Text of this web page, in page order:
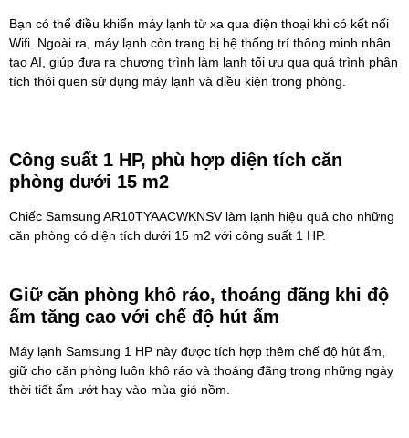
Bạn có thể điều khiển máy lạnh từ xa qua điện thoại khi có kết nối
Wifi. Ngoài ra, máy lạnh còn trang bị hệ thống trí thông minh nhân
tạo AI, giúp đưa ra chương trình làm lạnh tối ưu qua quá trình phân
tích thói quen sử dụng máy lạnh và điều kiện trong phòng.
Công suất 1 HP, phù hợp diện tích căn
phòng dưới 15 m2
Chiếc Samsung AR10TYAACWKNSV làm lạnh hiệu quả cho những
căn phòng có diện tích dưới 15 m2 với công suất 1 HP.
Giữ căn phòng khô ráo, thoáng đãng khi độ
ẩm tăng cao với chế độ hút ẩm
Máy lạnh Samsung 1 HP này được tích hợp thêm chế độ hút ẩm,
giữ cho căn phòng luôn khô ráo và thoáng đãng trong những ngày
thời tiết ẩm ướt hay vào mùa gió nồm.